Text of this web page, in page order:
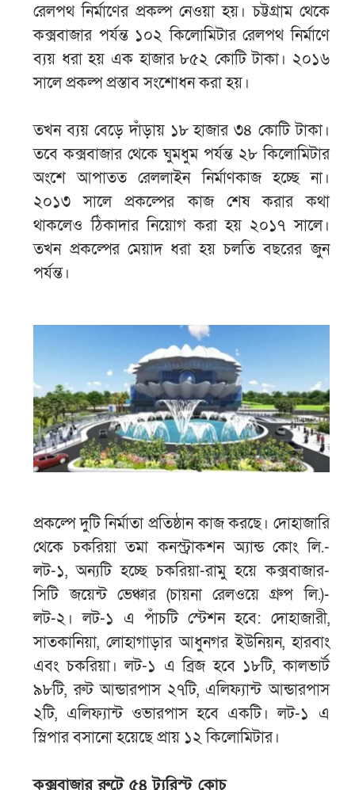
রেলপথ নির্মাণের প্রকল্প নেওয়া হয়। চট্টগ্রাম থেকে
কক্সবাজার পর্যন্ত ১০২ কিলোমিটার রেলপথ নির্মাণে
ব্যয় ধরা হয় এক হাজার ৮৫২ কোটি টাকা। ২০১৬
সালে প্রকল্প প্রস্তাব সংশোধন করা হয়।
তখন ব্যয় বেড়ে দাঁড়ায় ১৮ হাজার ৩৪ কোটি টাকা।
তবে কক্সবাজার থেকে ঘুমধুম পর্যন্ত ২৮ কিলোমিটার
অংশে আপাতত রেললাইন নির্মাণকাজ হচ্ছে না।
২০১৩ সালে প্রকল্পের কাজ শেষ করার কথা
থাকলেও ঠিকাদার নিয়োগ করা হয় ২০১৭ সালে।
তখন প্রকল্পের মেয়াদ ধরা হয় চলতি বছরের জুন
পর্যন্ত।
প্রকল্পে দুটি নির্মাতা প্রতিষ্ঠান কাজ করছে। দোহাজারি
থেকে চকরিয়া তমা কনস্ট্রাকশন অ্যান্ড কোং লি.-
লট-১, অন্যটি হচ্ছে চকরিয়া-রামু হয়ে কক্সবাজার-
সিটি জয়েন্ট ভেঞ্চার (চায়না রেলওয়ে গ্রুপ লি.)-
লট-২। লট-১ এ পাঁচটি স্টেশন হবে: দোহাজারী,
সাতকানিয়া, লোহাগাড়ার আধুনগর ইউনিয়ন, হারবাং
এবং চকরিয়া। লট-১ এ ব্রিজ হবে ১৮টি, কালভার্ট
৯৮টি, রুট আন্ডারপাস ২৭টি, এলিফ্যান্ট আন্ডারপাস
২টি, এলিফ্যান্ট ওভারপাস হবে একটি। লট-১ এ
স্লিপার বসানো হয়েছে প্রায় ১২ কিলোমিটার।
কক্সবাজার রুটে ৫৪ ট্যুরিস্ট কোচ